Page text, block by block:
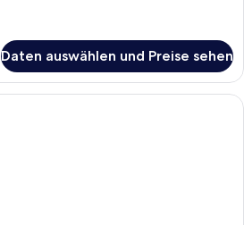
Daten auswählen und Preise sehen